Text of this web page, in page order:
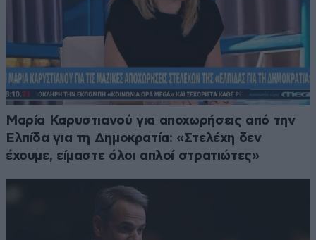
Μαρία Καρυστιανού για αποχωρήσεις από την
Ελπίδα για τη Δημοκρατία: «Στελέχη δεν
έχουμε, είμαστε όλοι απλοί στρατιώτες»